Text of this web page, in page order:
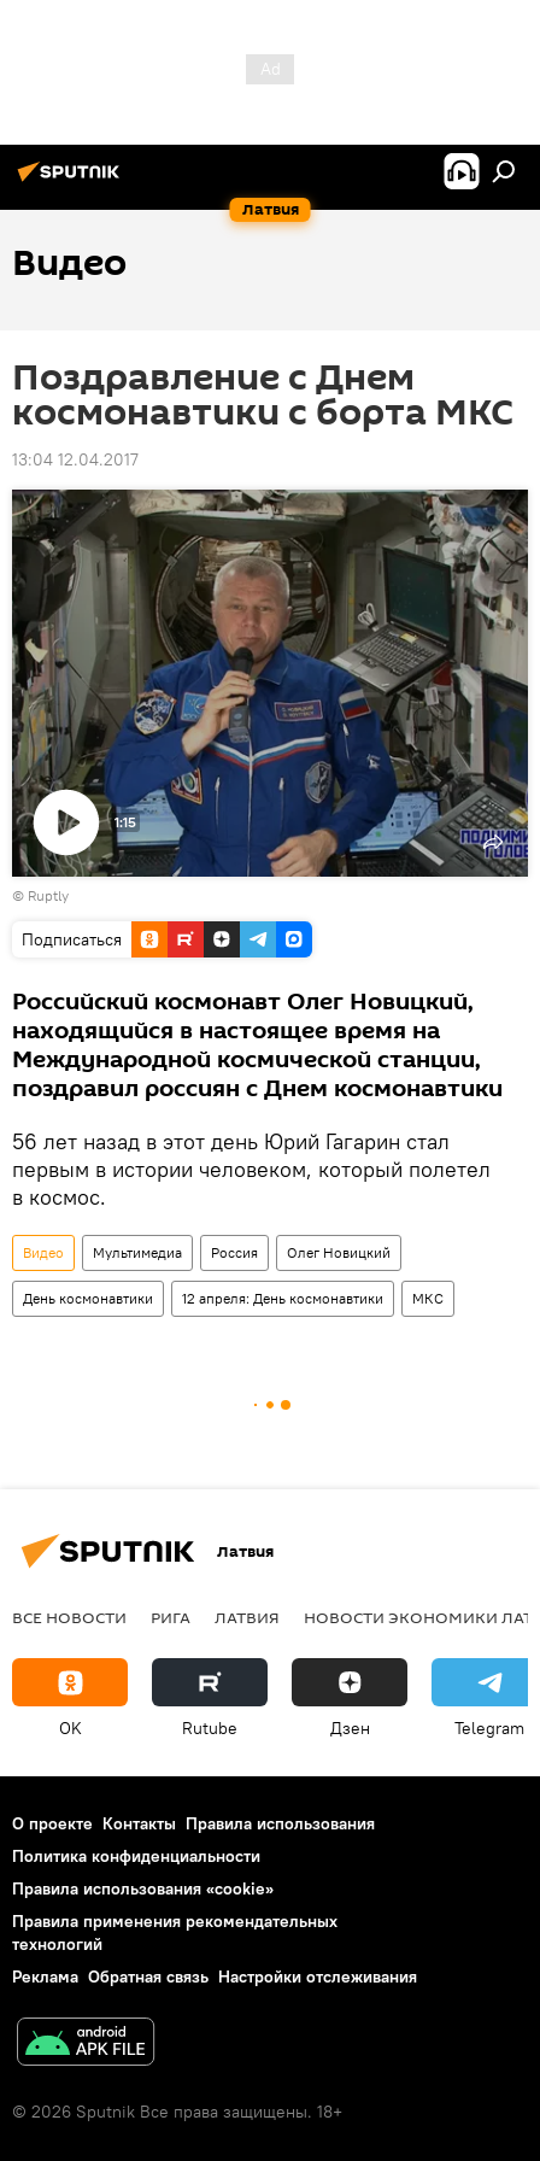
Латвия
Видео
Поздравление с Днем
космонавтики с борта МКС
13:04 12.04.2017
Воспроизвести
видео
1:15
© Ruptly
Подписаться
Российский космонавт Олег Новицкий,
находящийся в настоящее время на
Международной космической станции,
поздравил россиян с Днем космонавтики
56 лет назад в этот день Юрий Гагарин стал
первым в истории человеком, который полетел
в космос.
Видео Мультимедиа Россия Олег Новицкий
День космонавтики 12 апреля: День космонавтики МКС
Латвия
ВСЕ НОВОСТИ РИГА ЛАТВИЯ НОВОСТИ ЭКОНОМИКИ
OK Rutube Дзен Telegram
О проекте Контакты Правила использования
Политика конфиденциальности
Правила использования «cookie»
Правила применения рекомендательных
технологий
Реклама Обратная связь Настройки отслеживания
© 2026 Sputnik Все права защищены. 18+